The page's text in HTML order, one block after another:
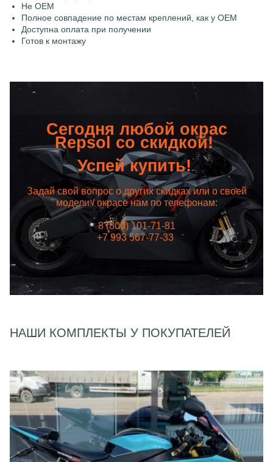
Не OEM
Полное совпадение по местам креплений, как у OEM
Доступна оплата при получении
Готов к монтажу
Сегодня любой окрас
Repsol со скидкой!
Успей купить!
Задай свой вопрос о других скидках или о своей
модели / окрасе нам по телефонам:
8 (800) 101-71-81
+7 993 567-77-33
НАШИ КОМПЛЕКТЫ У ПОКУПАТЕЛЕЙ